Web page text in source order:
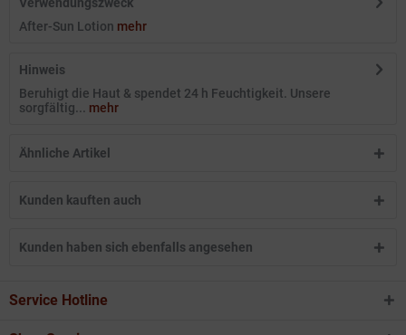
After-Sun Lotion mehr
Hinweis
Beruhigt die Haut & spendet 24 h Feuchtigkeit. Unsere
sorgfältig... mehr
Ähnliche Artikel
Kunden kauften auch
Kunden haben sich ebenfalls angesehen
Service Hotline